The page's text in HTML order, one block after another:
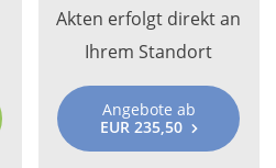
Akten erfolgt direkt an
Ihrem Standort
Angebote ab
EUR 235,50